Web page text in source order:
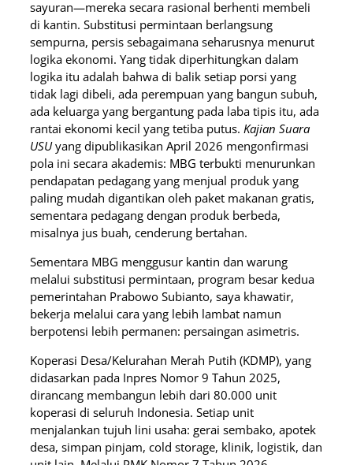
sayuran—mereka secara rasional berhenti membeli
di kantin. Substitusi permintaan berlangsung
sempurna, persis sebagaimana seharusnya menurut
logika ekonomi. Yang tidak diperhitungkan dalam
logika itu adalah bahwa di balik setiap porsi yang
tidak lagi dibeli, ada perempuan yang bangun subuh,
ada keluarga yang bergantung pada laba tipis itu, ada
rantai ekonomi kecil yang tetiba putus. Kajian Suara
USUyang dipublikasikan April 2026 mengonfirmasi
pola ini secara akademis: MBG terbukti menurunkan
pendapatan pedagang yang menjual produk yang
paling mudah digantikan oleh paket makanan gratis,
sementara pedagang dengan produk berbeda,
misalnya jus buah, cenderung bertahan.
Sementara MBG menggusur kantin dan warung
melalui substitusi permintaan, program besar kedua
pemerintahan Prabowo Subianto, saya khawatir,
bekerja melalui cara yang lebih lambat namun
berpotensi lebih permanen: persaingan asimetris.
Koperasi Desa/Kelurahan Merah Putih (KDMP), yang
didasarkan pada Inpres Nomor 9 Tahun 2025,
dirancang membangun lebih dari 80.000 unit
koperasi di seluruh Indonesia. Setiap unit
menjalankan tujuh lini usaha: gerai sembako, apotek
desa, simpan pinjam, cold storage, klinik, logistik, dan